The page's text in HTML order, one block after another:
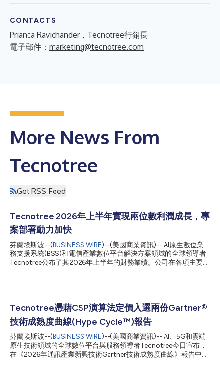
CONTACTS
Prianca Ravichander，Tecnotree行銷長
電子郵件： marketing@tecnotree.com
More News From
Tecnotree
Get RSS Feed
Tecnotree 2026年上半年實現兩位數利潤成長，專
案部署動力加快
芬蘭埃斯波--(BUSINESS WIRE)--(美國商業資訊)-- AI原生數位業
務支援系統(BSS)和電信產業數位平台解決方案領域的全球領導者
Tecnotree公布了其2026年上半年的財務業績。公司在各項主要財
專案的正式上線。 上半年（2026年1月-6月） 淨銷售額為3680萬
匯率計算為3760萬歐元，較去年同期成長10.0%。 營業利潤
(EBIT)為1320萬歐元（去年同期為960萬歐元），較去年同期成長
38.1%。 營業利潤率為36.0%（去年同期為28.0%），較去年同期
上升800個基點。 淨利潤為450萬歐元（去年同期為260萬歐
元），較去年同期成長73.5%。 淨利潤率為12.0%（去年同期為
7.0%）。 正向自由現金流為210萬歐元（去年同期為210萬歐
元），較去年同期成長2.1%。 期末訂單儲備為1.063億歐元（去年
Tecnotree憑藉CSP演算法定價入選兩份Gartner®
技術成熟度曲線(Hype Cycle™)報告
芬蘭埃斯波--(BUSINESS WIRE)--(美國商業資訊)-- AI、5G和雲端
原生技術領域的全球數位平台與服務領導者Tecnotree今日宣布，
在《2026年通訊產業新興技術Gartner技術成熟度曲線》報告中，
價」、「CSP數位市場」和「CSP客戶互動AI」使用案例。 通訊服